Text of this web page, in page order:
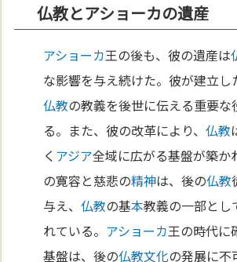
仏教とアショーカの遺産
アショーカ王の後も、彼の遺産は
な影響を与え続けた。彼が建立し
仏教の教義を後世に伝える重要な
る。また、彼の改革により、仏教
く アジア全域に広がる基盤が築か
の寛容と慈悲の精神は、後の仏教
与え、仏教の基本教義の一部とし
れている。 アショーカ王の時代に
基盤は、後の仏教文化の発展に不